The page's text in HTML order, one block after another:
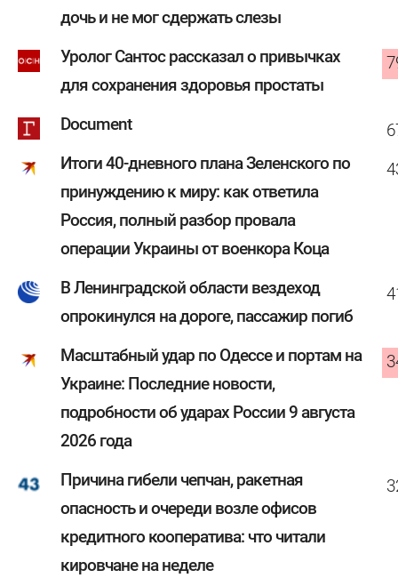
дочь и не мог сдержать слезы
Уролог Сантос рассказал о привычках
для сохранения здоровья простаты
Document
Итоги 40-дневного плана Зеленского по
принуждению к миру: как ответила
Россия, полный разбор провала
операции Украины от военкора Коца
В Ленинградской области вездеход
опрокинулся на дороге, пассажир погиб
Масштабный удар по Одессе и портам на
Украине: Последние новости,
подробности об ударах России 9 августа
2026 года
Причина гибели чепчан, ракетная
опасность и очереди возле офисов
кредитного кооператива: что читали
кировчане на неделе